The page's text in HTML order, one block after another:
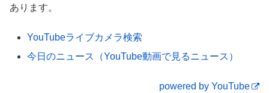
あります。
YouTubeライブカメラ検索
今日のニュース（YouTube動画で見るニュース）
powered by YouTube